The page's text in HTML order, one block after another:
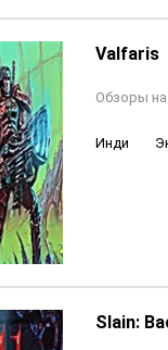
Valfaris
Обзоры на
Инди
Slain: